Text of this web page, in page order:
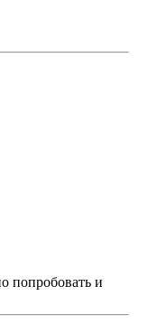
попробовать и